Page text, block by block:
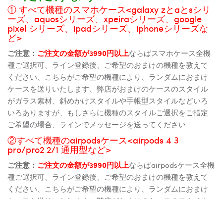
① すべて機種のスマホケース<galaxy zとaとsシリ
ーズ、aquosシリーズ、xpeiraシリーズ、google
pixel シリーズ、ipadシリーズ、iphoneシリーズな
ど>
ご注意： ご注文の金額が3990円以上ならばスマホケース全機
種ご選択可、ライン登録後、ご希望のおまけの機種を教えて
ください、こちらがご希望の機種により、ランダムにおまけ
ケースを送りいたします、弊店がおまけのケースのスタイル
がガラス素材、斜めかけスタイルや手帳型スタイルなどいろ
いろありますが、もしさらに機種のスタイルご選択をご指定
ご希望の場合、ラインでメッセージを送ってください
②すべて機種のairpodsケース<airpods 4 3
pro/pro2 2/1 通用型など>
ご注意： ご注文の金額が3990円以上ならばairpodsケース全機
種ご選択可、ライン登録後、ご希望のおまけの機種を教えて
ください、こちらがご希望の機種により、ランダムにおまけ